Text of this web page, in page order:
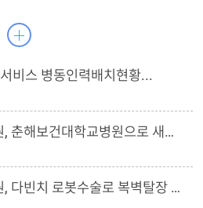
비스 병동인력배치현황...
[메디컬투데이]춘해병원, 춘해보건대학교병원으로 새롭게 출발...
[바이오타임즈]춘해병원, 다빈치 로봇수술로 복벽탈장 치료 성공...